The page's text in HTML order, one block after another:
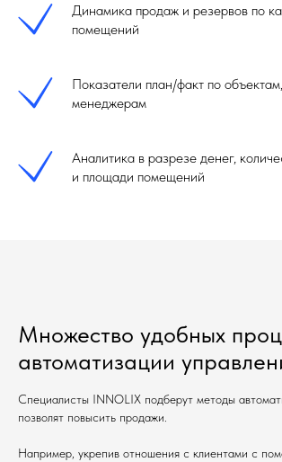
Динамика продаж и резервов по
помещений
Показатели план/факт по
менеджерам
Аналитика в разрезе денег,
и площади помещений
Множество удобных
автоматизации
Специалисты INNOLIX подберут методы
позволят повысить продажи.
Например, укрепив отношения с клиентами с